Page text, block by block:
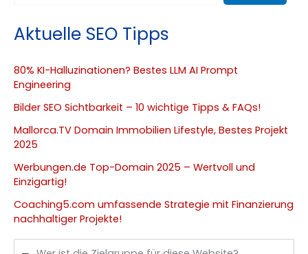
Aktuelle SEO Tipps
80% KI-Halluzinationen? Bestes LLM AI Prompt
Engineering
Bilder SEO Sichtbarkeit – 10 wichtige Tipps & FAQs!
Mallorca.TV Domain Immobilien Lifestyle, Bestes Projekt
2025
Werbungen.de Top-Domain 2025 – Wertvoll und
Einzigartig!
Coaching5.com umfassende Strategie mit Finanzierung
nachhaltiger Projekte!